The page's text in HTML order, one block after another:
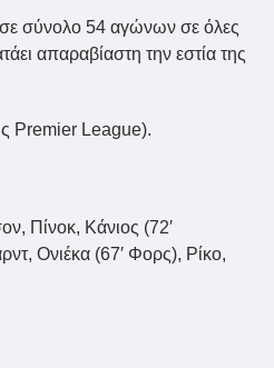
σε σύνολο 54 αγώνων σε όλες
απαραβίαστη την εστία της
Premier League).
Πίνοκ, Κάνιος (72′
Ονιέκα (67′ Φορς), Ρίκο,